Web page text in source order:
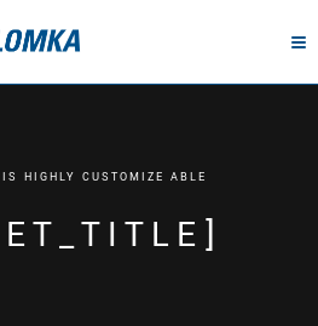
I S HI GHLY CUS TOMI ZE ABLE
ET_T I T L E ]